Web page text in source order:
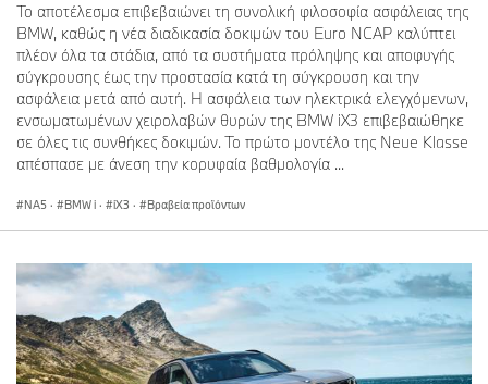
Το αποτέλεσμα επιβεβαιώνει τη συνολική φιλοσοφία ασφάλειας της
BMW, καθώς η νέα διαδικασία δοκιμών του Euro NCAP καλύπτει
πλέον όλα τα στάδια, από τα συστήματα πρόληψης και αποφυγής
σύγκρουσης έως την προστασία κατά τη σύγκρουση και την
ασφάλεια μετά από αυτή. Η ασφάλεια των ηλεκτρικά ελεγχόμενων,
ενσωματωμένων χειρολαβών θυρών της BMW iX3 επιβεβαιώθηκε
σε όλες τις συνθήκες δοκιμών. Το πρώτο μοντέλο της Neue Klasse
απέσπασε με άνεση την κορυφαία βαθμολογία ...
NA5 · BMW i · iX3 · Βραβεία προϊόντων